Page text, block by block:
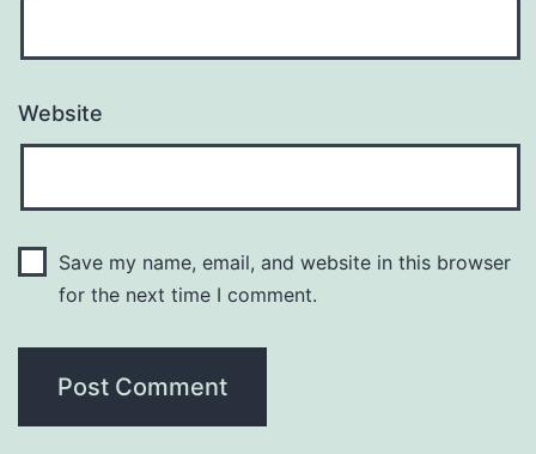
Website
Save my name, email, and website in this browser
for the next time I comment.